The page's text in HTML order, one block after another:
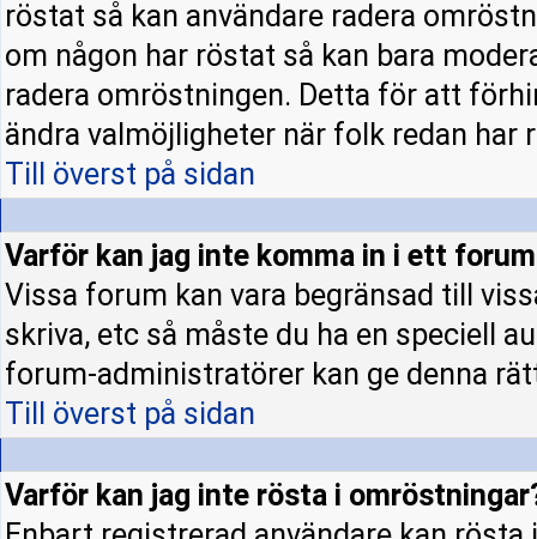
röstat så kan användare radera
om någon har röstat så kan bara
radera omröstningen. Detta för att
ändra valmöjligheter när folk redan har
Till överst på sidan
Varför kan jag inte komma in i ett
Vissa forum kan vara begränsad till
skriva, etc så måste du ha en speciell
forum-administratörer kan ge denna
Till överst på sidan
Varför kan jag inte rösta i